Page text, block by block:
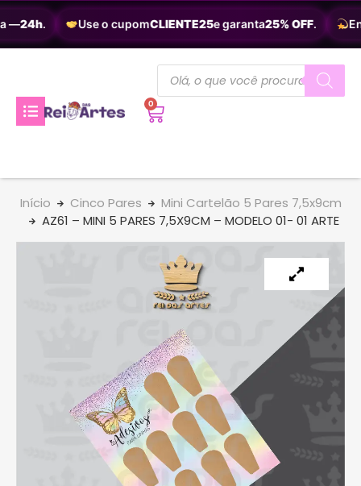
—24h. Use o cupomCLIENTE25e garanta25% OFF.
0
Início Cinco Pares
Mini Cartelão 5 Pares 7,5x9cm
AZ61 – MINI 5 PARES 7,5X9CM – MODELO 01- 01 ARTE